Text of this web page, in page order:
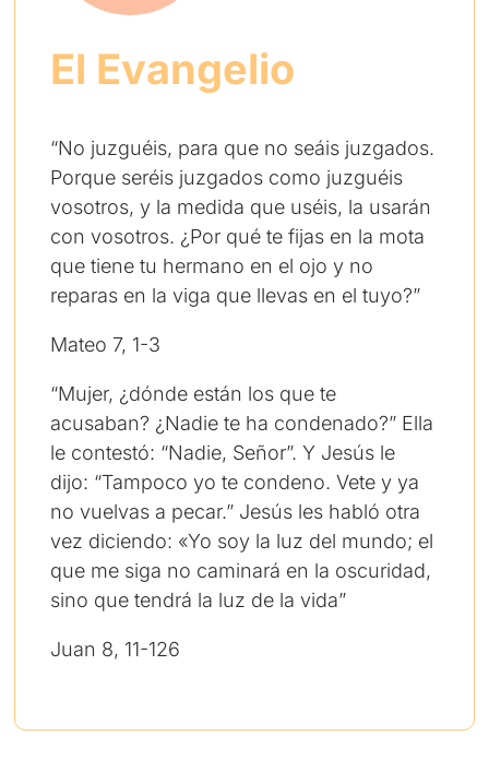
El Evangelio
“No juzguéis, para que no seáis juzgados.
Porque seréis juzgados como juzguéis
vosotros, y la medida que uséis, la usarán
con vosotros. ¿Por qué te fijas en la mota
que tiene tu hermano en el ojo y no
reparas en la viga que llevas en el tuyo?”
Mateo 7, 1-3
“Mujer, ¿dónde están los que te
acusaban? ¿Nadie te ha condenado?” Ella
le contestó: “Nadie, Señor”. Y Jesús le
dijo: “Tampoco yo te condeno. Vete y ya
no vuelvas a pecar.” Jesús les habló otra
vez diciendo: «Yo soy la luz del mundo; el
que me siga no caminará en la oscuridad,
sino que tendrá la luz de la vida”
Juan 8, 11-126